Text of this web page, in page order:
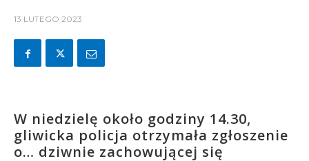
13 LUTEGO 2023
W niedzielę około godziny 14.30,
gliwicka policja otrzymała zgłoszenie
o… dziwnie zachowującej się